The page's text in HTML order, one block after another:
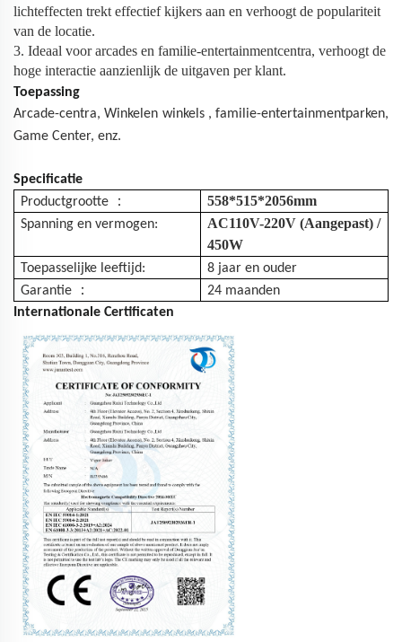
lichteffecten trekt effectief kijkers aan en verhoogt de populariteit
van de locatie.
3. Ideaal voor arcades en familie-entertainmentcentra, verhoogt de
hoge interactie aanzienlijk de uitgaven per klant.
Toepassing
Arcade-centra,Winkelen winkels , familie-entertainmentparken,
Game Center, enz.
Specificatie
Productgrootte
： 558*515*2056mm
Spanning en vermogen:
AC110V-220V (Aangepast) /
450W
Toepasselijke leeftijd:
8 jaar en ouder
Garantie
：
24 maanden
Internationale Certificaten